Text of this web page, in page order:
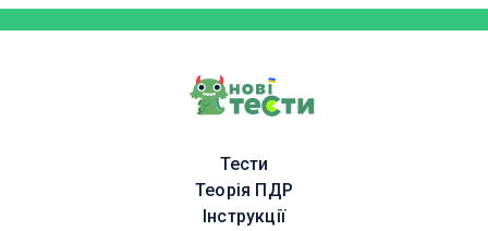
Тести
Теорія ПДР
Інструкції